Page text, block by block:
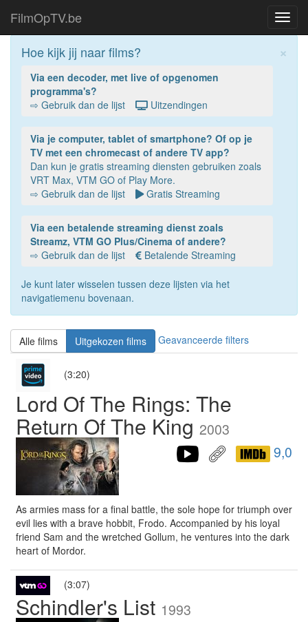
FilmOpTV.be
×
Hoe kijk jij naar films?
Via een decoder, met live of opgenomen
programma's?
⇨ Gebruik dan de lijst
Uitzendingen
Via je computer, tablet of smartphone? Of op je
TV met een chromecast of andere TV app?
Dan kun je gratis streaming diensten gebruiken zoals
VRT Max, VTM GO of Play More.
⇨ Gebruik dan de lijst
Gratis Streaming
Via een betalende streaming dienst zoals
Streamz, VTM GO Plus/Cinema of andere?
⇨ Gebruik dan de lijst
Betalende Streaming
Je kunt later wisselen tussen deze lijsten via het
navigatiemenu bovenaan.
Alle films Uitgekozen films Geavanceerde filters
(3:20)
Lord Of The Rings: The
Return Of The King 2003
9,0
As armies mass for a final battle, the sole hope for triumph over
evil lies with a brave hobbit, Frodo. Accompanied by his loyal
friend Sam and the wretched Gollum, he ventures into the dark
heart of Mordor.
(3:07)
Schindler's List 1993